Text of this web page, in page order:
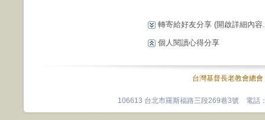
轉寄給好友分享 (開啟詳細內容
個人閱讀心得分享
台灣基督長老教會總會
106613 台北市羅斯福路三段269巷3號 電